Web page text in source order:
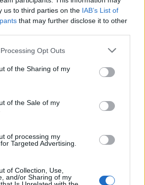
us to third parties on the IAB’s List of
that may further disclose it to other
Opt Outs
of the Sharing of my
of the Sale of my
of processing my
Targeted Advertising.
of Collection, Use,
and/or Sharing of my
Titolare 15 - 55
Squalificato 0 - 0
Inutilizzato